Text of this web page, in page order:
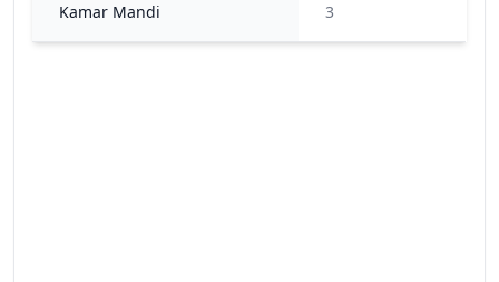
Kamar Mandi 3